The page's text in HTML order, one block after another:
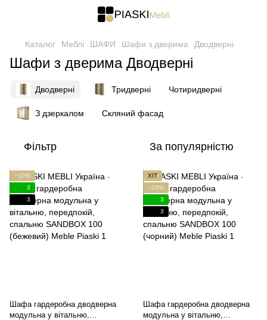
Каталог Меблі ШАФИ Шафи з дверима Дводверні
Шафи з дверима Дводверні
Дводверні Тридверні Чотиридверні
З дзеркалом Скляний фасад
Фільтр За популярністю
−10%
3
3
Шафа гардеробна дводверна
модульна у вітальню,
ХІТ
−10%
3
3
Шафа гардеробна дводверна
модульна у вітальню,